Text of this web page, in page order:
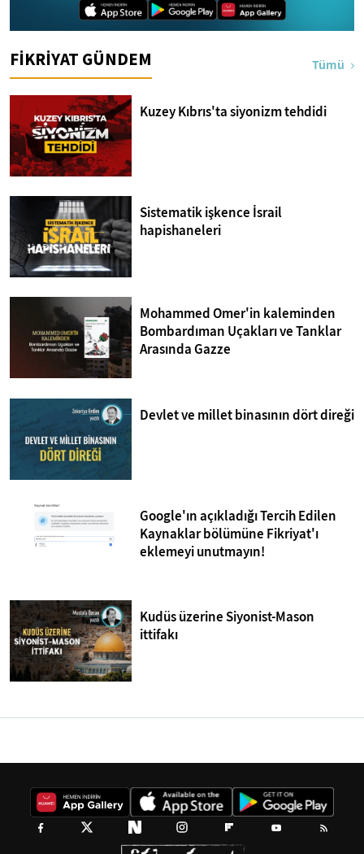
FİKRİYAT GÜNDEM Tümü
Kuzey Kıbrıs'ta siyonizm tehdidi
Sistematik işkence İsrail
hapishaneleri
Mohammed Omer'in kaleminden
Bombardıman Uçakları ve Tanklar
Arasında Gazze
Devlet ve millet binasının dört direği
Google'ın açıkladığı Tercih Edilen
Kaynaklar bölümüne Fikriyat'ı
eklemeyi unutmayın!
Kudüs üzerine Siyonist-Mason
ittifakı